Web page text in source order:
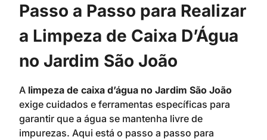
Passo a Passo para Realizar
a Limpeza de Caixa D’Água
no Jardim São João
A limpeza de caixa d’água no Jardim São João
exige cuidados e ferramentas específicas para
garantir que a água se mantenha livre de
impurezas. Aqui está o passo a passo para